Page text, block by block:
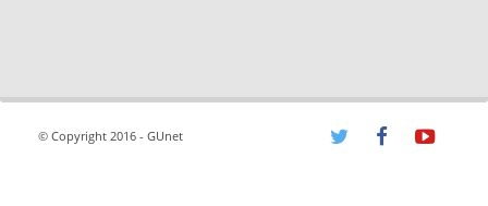
© Copyright 2016 - GUnet